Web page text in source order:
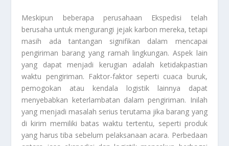
Meskipun beberapa perusahaan Ekspedisi telah
berusaha untuk mengurangi jejak karbon mereka, tetapi
masih ada tantangan signifikan dalam mencapai
pengiriman barang yang ramah lingkungan. Aspek lain
yang dapat menjadi kerugian adalah ketidakpastian
waktu pengiriman. Faktor-faktor seperti cuaca buruk,
pemogokan atau kendala logistik lainnya dapat
menyebabkan keterlambatan dalam pengiriman. Inilah
yang menjadi masalah serius terutama jika barang yang
di kirim memiliki batas waktu tertentu, seperti produk
yang harus tiba sebelum pelaksanaan acara. Perbedaan